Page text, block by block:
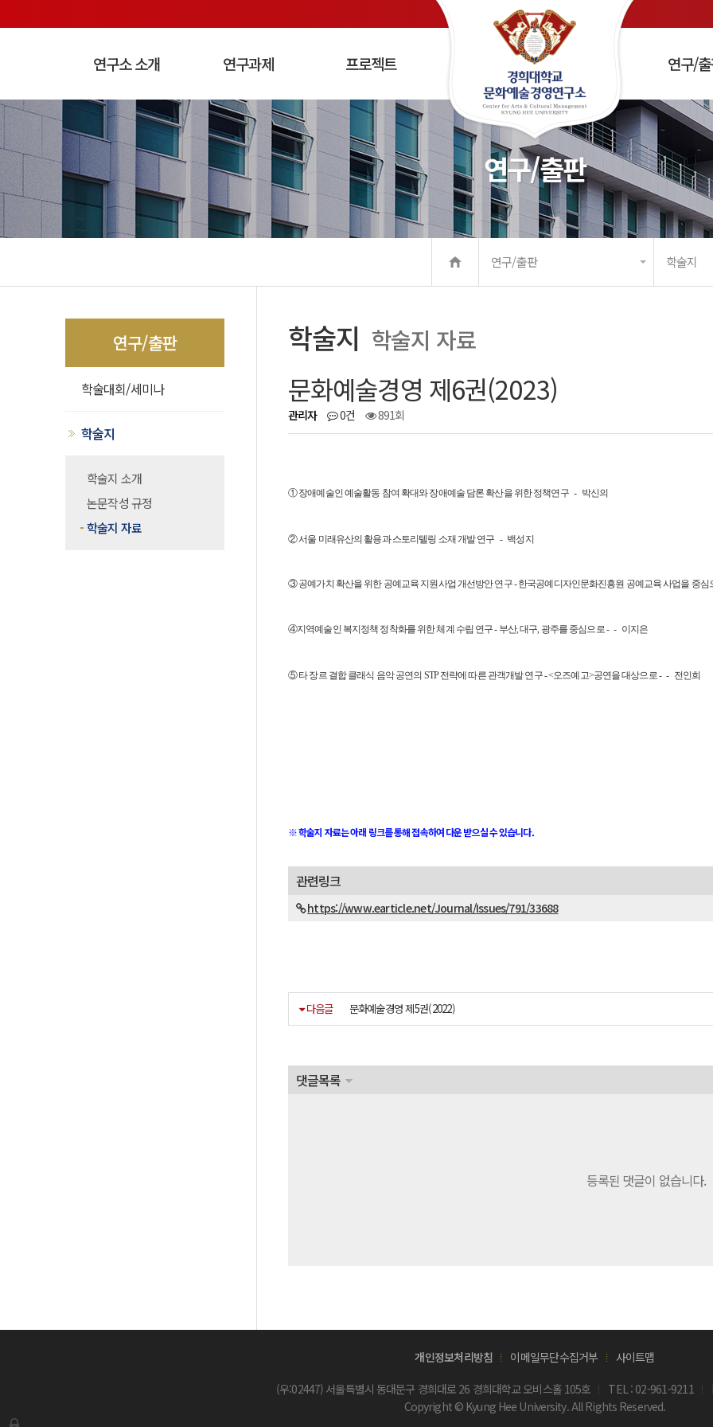
연구소 소개
연구소 소개 인사말연구소장 소개조직 및 구성오시는길
연구과제
연구과제 연구과제
프로젝트
프로젝트 소셜아트플래너 양성예술기업가정신 특강 및 워크숍예술의 사회적 영향 및사회
연구/
연구/출판 학술대회/세미나학술지
협력기관 한국문화예술경영학회
공지/소식 공지사항연구소 소식 연구/출판
연구/출판 학술지
연구/출판
학술대회/세미나
학술지
학술지 소개
논문작성 규정
학술지 자료
학술지 학술지 자료
문화예술경영 제6권(2023)
관리자 0건 891회
① 장애예술인 예술활동 참여 확대와 장애예술 담론 확산을 위한 정책연구 - 박신의
② 서울 미래유산의 활용과 스토리텔링 소재 개발 연구 - 백성지
③ 공예가치 확산을 위한 공예교육 지원사업 개선방안 연구 - 한국공예디자인문화진흥원 공예교육 사업을 중심
④지역예술인 복지정책 정착화를 위한 체계 수립 연구 - 부산, 대구, 광주를 중심으로 - - 이지은
⑤ 타 장르 결합 클래식 음악 공연의 STP 전략에 따른 관객개발 연구 - <오즈예고>공연을 대상으로 - - 전인희
※ 학술지 자료는 아래 링크를 통해 접속하여 다운 받으실 수 있습니다.
관련링크
https://www.earticle.net/Journal/Issues/791/33688
다음글 문화예술경영 제5권(2022)
댓글목록
등록된 댓글이 없습니다.
개인정보처리방침 이메일무단수집거부
사이트맵
(우:02447) 서울특별시 동대문구 경희대로 26 경희대학교 오비스홀 105호
TEL : 02-961-9211
Copyright © Kyung Hee University. All Rights Reserved.